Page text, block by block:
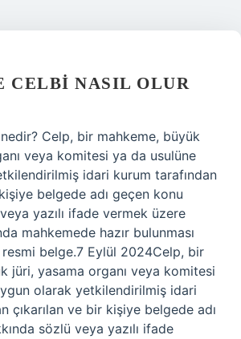
CELBI NASIL OLUR
Celp, bir mahkeme, büyük
veya komitesi ya da usulüne
idari kurum tarafından
belgede adı geçen konu
yazılı ifade vermek üzere
mahkemede hazır bulunması
resmi belge.7 Eylül 2024Celp, bir
jüri, yasama organı veya komitesi
olarak yetkilendirilmiş idari
çıkarılan ve bir kişiye belgede adı
sözlü veya yazılı ifade